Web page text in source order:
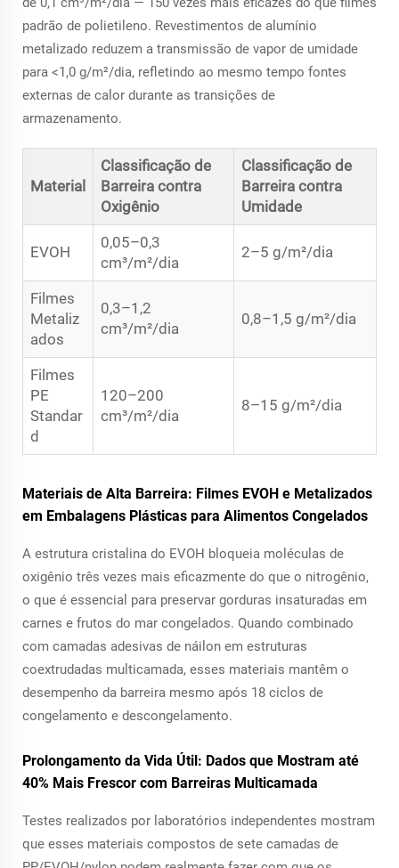
padrão de polietileno. Revestimentos de alumínio
metalizado reduzem a transmissão de vapor de umidade
para <1,0 g/m²/dia, refletindo ao mesmo tempo fontes
externas de calor durante as transições de
armazenamento.
Material
Classificação de
Barreira contra
Oxigênio
Classificação de
Barreira contra
Umidade
EVOH
0,05–0,3
cm³/m²/dia
2–5 g/m²/dia
Filmes
Metaliz
ados
0,3–1,2
cm³/m²/dia
0,8–1,5 g/m²/dia
Filmes
PE
Standar
d
120–200
cm³/m²/dia
8–15 g/m²/dia
Materiais de Alta Barreira: Filmes EVOH e Metalizados
em Embalagens Plásticas para Alimentos Congelados
A estrutura cristalina do EVOH bloqueia moléculas de
oxigênio três vezes mais eficazmente do que o nitrogênio,
o que é essencial para preservar gorduras insaturadas em
carnes e frutos do mar congelados. Quando combinado
com camadas adesivas de náilon em estruturas
coextrudadas multicamada, esses materiais mantêm o
desempenho da barreira mesmo após 18 ciclos de
congelamento e descongelamento.
Prolongamento da Vida Útil: Dados que Mostram até
40% Mais Frescor com Barreiras Multicamada
Testes realizados por laboratórios independentes mostram
que esses materiais compostos de sete camadas de